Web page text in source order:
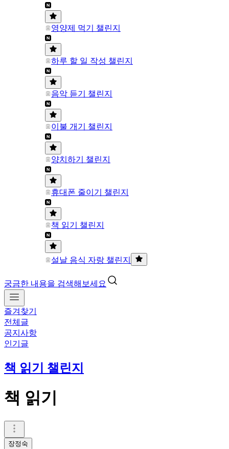
영양제 먹기 챌린지
하루 할 일 작성 챌린지
음악 듣기 챌린지
이불 개기 챌린지
양치하기 챌린지
휴대폰 줄이기 챌린지
책 읽기 챌린지
설날 음식 자랑 챌린지
궁금한 내용을 검색해보세요
즐겨찾기
전체글
공지사항
인기글
책 읽기 챌린지
책 읽기
장정숙